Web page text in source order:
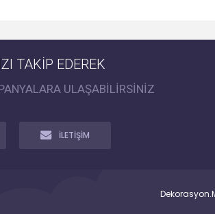
TAKİP EDEREK
ULAŞABİLİRSİNİZ
İLETİŞİM